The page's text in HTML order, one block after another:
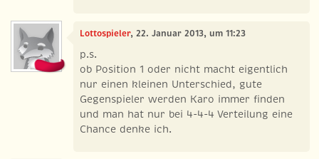
Lottospieler, 22. Januar 2013, um 11:23
p.s.
ob Position 1 oder nicht macht eigentlich
nur einen kleinen Unterschied, gute
Gegenspieler werden Karo immer finden
und man hat nur bei 4-4-4 Verteilung eine
Chance denke ich.